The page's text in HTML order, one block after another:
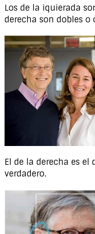
Los de la iquierada
derecha son dobles o
El de la derecha es el
verdadero.